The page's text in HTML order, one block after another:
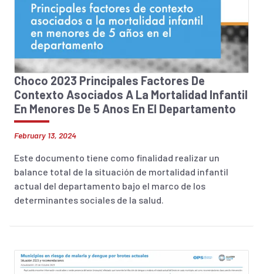
Choco 2023 Principales Factores De
Contexto Asociados A La Mortalidad Infantil
En Menores De 5 Anos En El Departamento
February 13, 2024
Este documento tiene como finalidad realizar un
balance total de la situación de mortalidad infantil
actual del departamento bajo el marco de los
determinantes sociales de la salud.